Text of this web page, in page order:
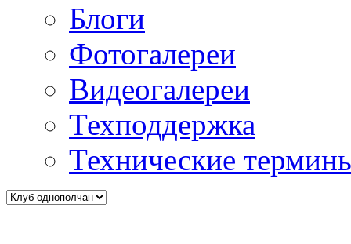
Блоги
Фотогалереи
Видеогалереи
Техподдержка
Технические